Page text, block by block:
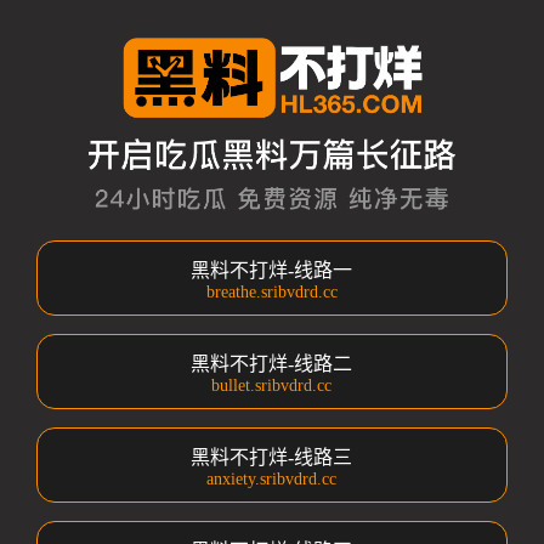
黑料不打烊-线路一
breathe.sribvdrd.cc
黑料不打烊-线路二
bullet.sribvdrd.cc
黑料不打烊-线路三
anxiety.sribvdrd.cc